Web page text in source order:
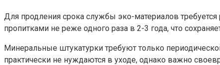
Для продления срока службы эко-материалов
пропитками не реже одного раза в 2-3 года, что
Минеральные штукатурки требуют только
практически не нуждаются в уходе, однако важно